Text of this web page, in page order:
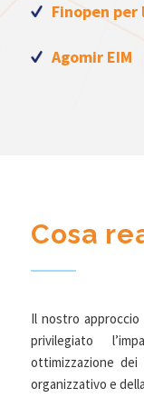
Finopen per
Agomir EIM
Cosa
Il nostro
privilegiato
ottimizzazione
organizzativo e